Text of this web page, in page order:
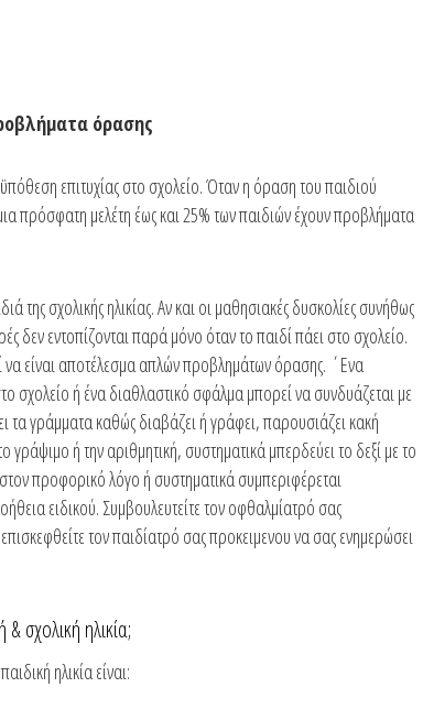
όρασης
επιτυχίας στο σχολείο. Όταν η όραση του παιδιού
πρόσφατη μελέτη έως και 25% των παιδιών έχουν προβλήματα
της σχολικής ηλικίας. Αν και οι μαθησιακές δυσκολίες συνήθως
δεν εντοπίζονται παρά μόνο όταν το παιδί πάει στο σχολείο.
να είναι αποτέλεσμα απλών προβλημάτων όρασης. ΄Ενα
σχολείο ή ένα διαθλαστικό σφάλμα μπορεί να συνδυάζεται με
γράμματα καθώς διαβάζει ή γράφει, παρουσιάζει κακή
ή την αριθμητική, συστηματικά μπερδεύει το δεξί με το
προφορικό λόγο ή συστηματικά συμπεριφέρεται
ειδικού. Συμβουλευτείτε τον οφθαλμίατρό σας
τον παιδίατρό σας προκειμενου να σας ενημερώσει
σχολική ηλικία;
ηλικία είναι: